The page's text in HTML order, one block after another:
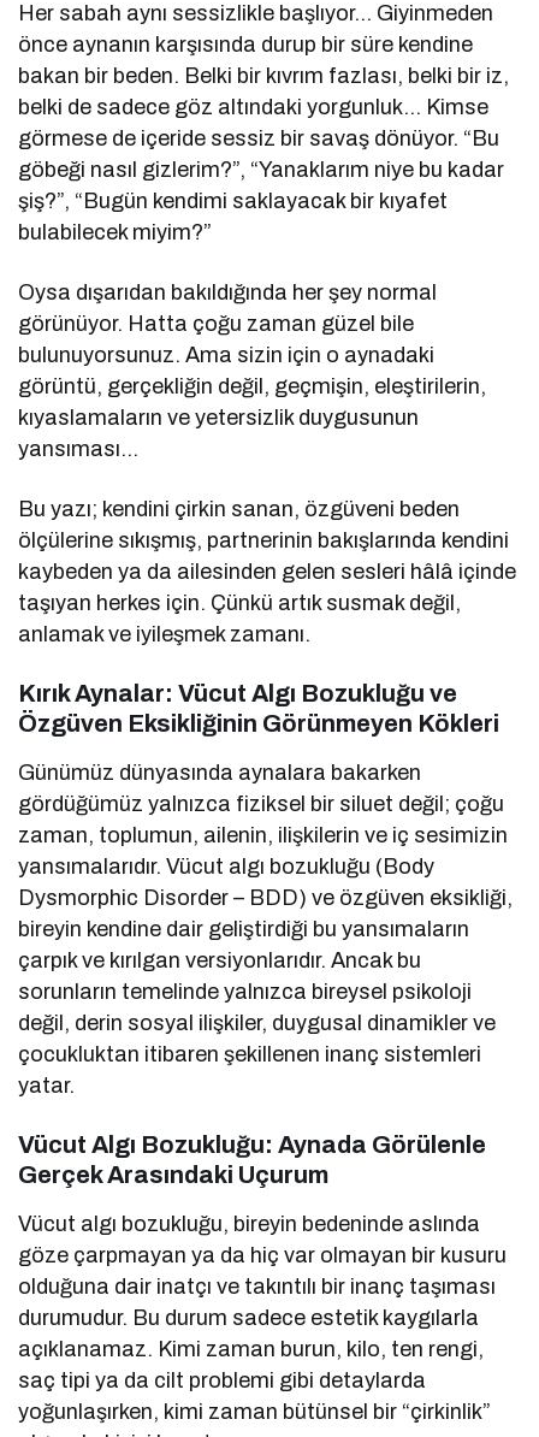
Her sabah aynı sessizlikle başlıyor… Giyinmeden
önce aynanın karşısında durup bir süre kendine
bakan bir beden. Belki bir kıvrım fazlası, belki bir iz,
belki de sadece göz altındaki yorgunluk… Kimse
görmese de içeride sessiz bir savaş dönüyor. “Bu
göbeği nasıl gizlerim?”, “Yanaklarım niye bu kadar
şiş?”, “Bugün kendimi saklayacak bir kıyafet
bulabilecek miyim?”
Oysa dışarıdan bakıldığında her şey normal
görünüyor. Hatta çoğu zaman güzel bile
bulunuyorsunuz. Ama sizin için o aynadaki
görüntü, gerçekliğin değil, geçmişin, eleştirilerin,
kıyaslamaların ve yetersizlik duygusunun
yansıması…
Bu yazı; kendini çirkin sanan, özgüveni beden
ölçülerine sıkışmış, partnerinin bakışlarında kendini
kaybeden ya da ailesinden gelen sesleri hâlâ içinde
taşıyan herkes için. Çünkü artık susmak değil,
anlamak ve iyileşmek zamanı.
Kırık Aynalar: Vücut Algı Bozukluğu ve
Özgüven Eksikliğinin Görünmeyen Kökleri
Günümüz dünyasında aynalara bakarken
gördüğümüz yalnızca fiziksel bir siluet değil; çoğu
zaman, toplumun, ailenin, ilişkilerin ve iç sesimizin
yansımalarıdır. Vücut algı bozukluğu (Body
Dysmorphic Disorder – BDD) ve özgüven eksikliği,
bireyin kendine dair geliştirdiği bu yansımaların
çarpık ve kırılgan versiyonlarıdır. Ancak bu
sorunların temelinde yalnızca bireysel psikoloji
değil, derin sosyal ilişkiler, duygusal dinamikler ve
çocukluktan itibaren şekillenen inanç sistemleri
yatar.
Vücut Algı Bozukluğu: Aynada Görülenle
Gerçek Arasındaki Uçurum
Vücut algı bozukluğu, bireyin bedeninde aslında
göze çarpmayan ya da hiç var olmayan bir kusuru
olduğuna dair inatçı ve takıntılı bir inanç taşıması
durumudur. Bu durum sadece estetik kaygılarla
açıklanamaz. Kimi zaman burun, kilo, ten rengi,
saç tipi ya da cilt problemi gibi detaylarda
yoğunlaşırken, kimi zaman bütünsel bir “çirkinlik”